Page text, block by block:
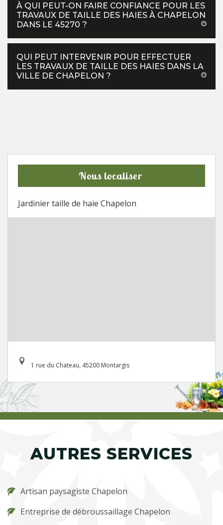
À QUI PEUT-ON FAIRE CONFIANCE POUR LES
TRAVAUX DE TAILLE DES HAIES À CHAPELON
DANS LE 45270 ?
QUI PEUT INTERVENIR POUR EFFECTUER
LES TRAVAUX DE TAILLE DES HAIES DANS LA
VILLE DE CHAPELON ?
Nous localiser
Jardinier taille de haie Chapelon
1 rue du Chateau, 45200 Montargis
AUTRES SERVICES
Artisan paysagiste Chapelon
Entreprise de débroussaillage Chapelon